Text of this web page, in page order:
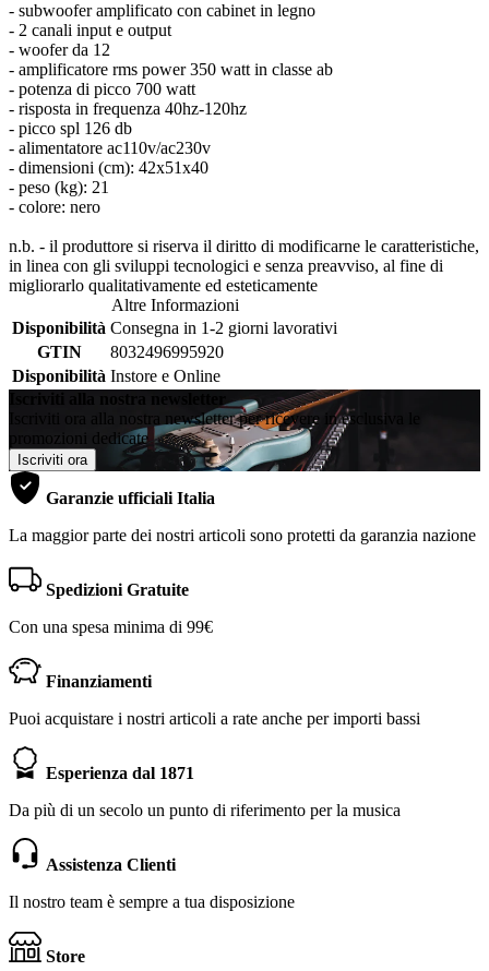
- subwoofer amplificato con cabinet in legno
- 2 canali input e output
- woofer da 12
- amplificatore rms power 350 watt in classe ab
- potenza di picco 700 watt
- risposta in frequenza 40hz-120hz
- picco spl 126 db
- alimentatore ac110v/ac230v
- dimensioni (cm): 42x51x40
- peso (kg): 21
- colore: nero
n.b. - il produttore si riserva il diritto di modificarne le caratteristiche,
in linea con gli sviluppi tecnologici e senza preavviso, al fine di
migliorarlo qualitativamente ed esteticamente
Altre Informazioni
Disponibilità Consegna in 1-2 giorni lavorativi
GTIN
8032496995920
Disponibilità Instore e Online
Iscriviti alla nostra newsletter
Iscriviti ora alla nostra newsletter per ricevere in esclusiva le
promozioni dedicate
Iscriviti ora
Garanzie ufficiali Italia
La maggior parte dei nostri articoli sono protetti da garanzia nazione
Spedizioni Gratuite
Con una spesa minima di 99€
Finanziamenti
Puoi acquistare i nostri articoli a rate anche per importi bassi
Esperienza dal 1871
Da più di un secolo un punto di riferimento per la musica
Assistenza Clienti
Il nostro team è sempre a tua disposizione
Store